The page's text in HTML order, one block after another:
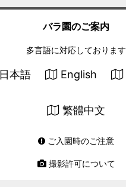
バラ園のご案内
多言語に対応しております
日本語 English
繁體中文
ご入園時のご注意
撮影許可について